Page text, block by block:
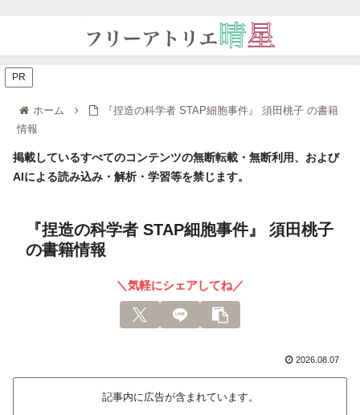
ホーム
『捏造の科学者 STAP細胞事件』 須田桃子 の書籍
情報
掲載しているすべてのコンテンツの無断転載・無断利用、および
AIによる読み込み・解析・学習等を禁じます。
『捏造の科学者 STAP細胞事件』 須田桃子
の書籍情報
＼気軽にシェアしてね／
2026.08.07
記事内に広告が含まれています。
PR